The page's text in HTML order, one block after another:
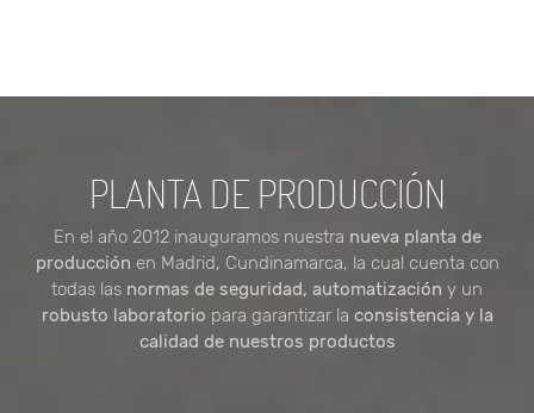
PLANTA DE PRODUCCIÓN
En el año 2012 inauguramos nuestra nueva planta de
producción en Madrid, Cundinamarca, la cual cuenta con
todas las normas de seguridad, automatización y un
robusto laboratorio para garantizar la consistencia y la
calidad de nuestros productos